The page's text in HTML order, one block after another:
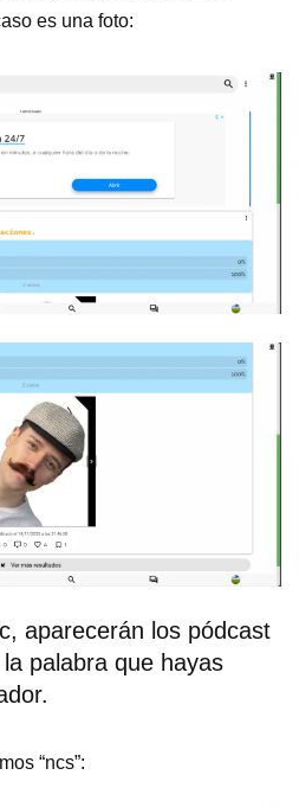
es una foto:
aparecerán los pódcast
palabra que hayas
“ncs”: